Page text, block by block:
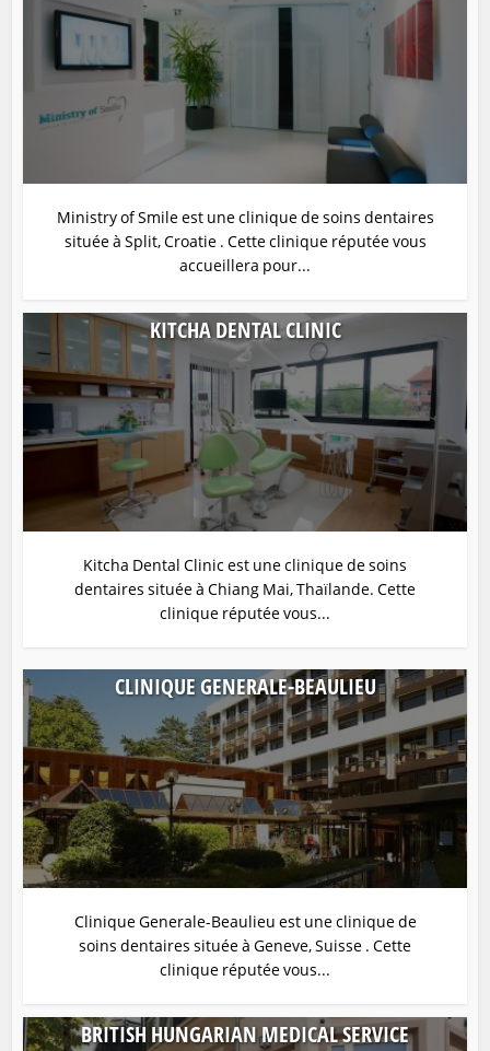
Ministry of Smile est une clinique de soins dentaires
située à Split, Croatie . Cette clinique réputée vous
accueillera pour...
KITCHA DENTAL CLINIC
Kitcha Dental Clinic est une clinique de soins
dentaires située à Chiang Mai, Thaïlande. Cette
clinique réputée vous...
CLINIQUE GENERALE-BEAULIEU
Clinique Generale-Beaulieu est une clinique de
soins dentaires située à Geneve, Suisse . Cette
clinique réputée vous...
BRITISH HUNGARIAN MEDICAL SERVICE